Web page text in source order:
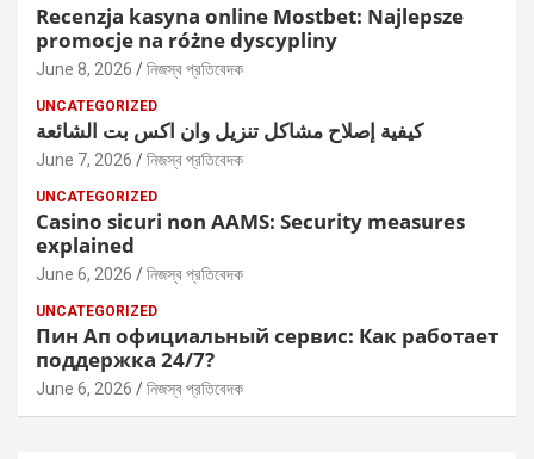
Recenzja kasyna online Mostbet: Najlepsze
promocje na różne dyscypliny
June 8, 2026 নিজস্ব প্রতিবেদক
UNCATEGORIZED
كيفية إصلاح مشاكل تنزيل وان اكس بت الشائعة
June 7, 2026 নিজস্ব প্রতিবেদক
UNCATEGORIZED
Casino sicuri non AAMS: Security measures
explained
June 6, 2026 নিজস্ব প্রতিবেদক
UNCATEGORIZED
Пин Ап официальный сервис: Как работает
поддержка 24/7?
June 6, 2026 নিজস্ব প্রতিবেদক